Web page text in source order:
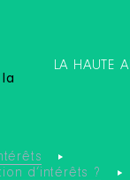
LA HAUTE
d’intérêts ?